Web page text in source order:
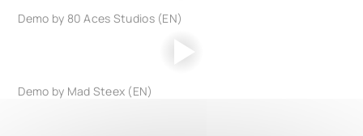
Demo by 80 Aces Studios (EN)
Demo by Mad Steex (EN)